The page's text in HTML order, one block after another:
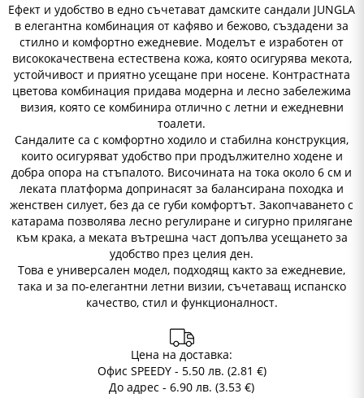
Ефект и удобство в едно съчетават дамските сандали JUNGLA
в елегантна комбинация от кафяво и бежово, създадени за
стилно и комфортно ежедневие. Моделът е изработен от
висококачествена естествена кожа, която осигурява мекота,
устойчивост и приятно усещане при носене. Контрастната
цветова комбинация придава модерна и лесно забележима
визия, която се комбинира отлично с летни и ежедневни
тоалети.
Сандалите са с комфортно ходило и стабилна конструкция,
които осигуряват удобство при продължително ходене и
добра опора на стъпалото. Височината на тока около 6 см и
леката платформа допринасят за балансирана походка и
женствен силует, без да се губи комфортът. Закопчаването с
катарама позволява лесно регулиране и сигурно прилягане
към крака, а меката вътрешна част допълва усещането за
удобство през целия ден.
Това е универсален модел, подходящ както за ежедневие,
така и за по-елегантни летни визии, съчетаващ испанско
качество, стил и функционалност.
Цена на доставка:
Офис SPEEDY - 5.50 лв. (2.81 €)
До адрес - 6.90 лв. (3.53 €)